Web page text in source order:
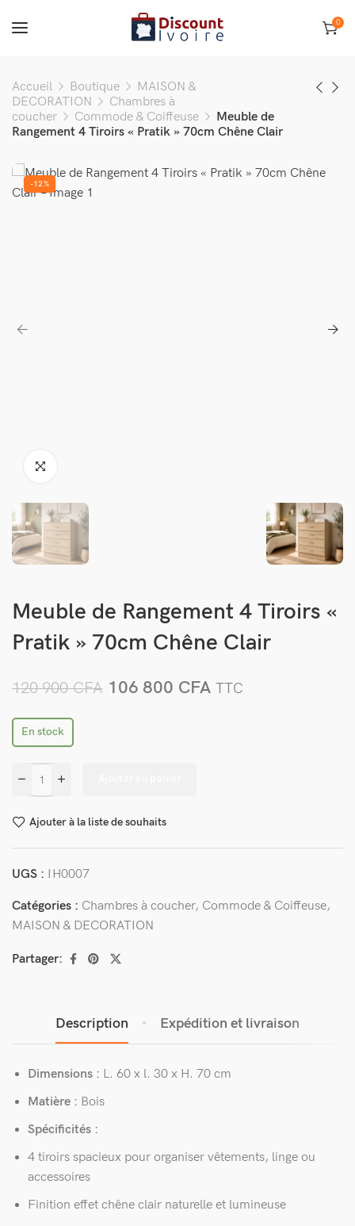
0
Accueil Boutique
MAISON &
DECORATION
Chambres à
coucher
Commode & Coiffeuse
Meuble de
Rangement 4 Tiroirs « Pratik » 70cm Chêne Clair
-12%
Meuble de Rangement 4 Tiroirs «
Pratik » 70cm Chêne Clair
120 900CFA 106 800 CFA TTC
En stock
Ajouter à la liste de souhaits
UGS : IH0007
Catégories : Chambres à coucher, Commode & Coiffeuse,
MAISON & DECORATION
Partager:
Description Expédition et livraison
Dimensions : L. 60 x l. 30 x H. 70 cm
Matière : Bois
Spécificités :
4 tiroirs spacieux pour organiser vêtements, linge ou
accessoires
Finition effet chêne clair naturelle et lumineuse